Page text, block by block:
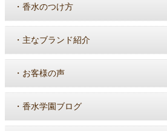
・ 香水のつけ方
・ 主なブランド紹介
・ お客様の声
・ 香水学園ブログ